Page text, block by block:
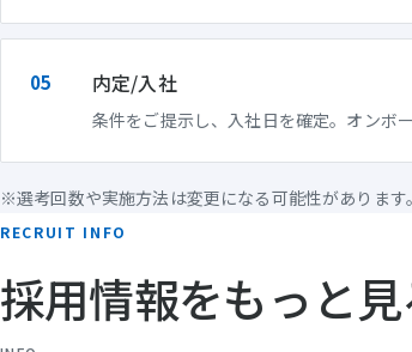
内定/入社
条件をご提示し、入社日を確定。オンボ
※選考回数や実施方法は変更になる可能性があります。
RECRUIT INFO
採用情報をもっと見